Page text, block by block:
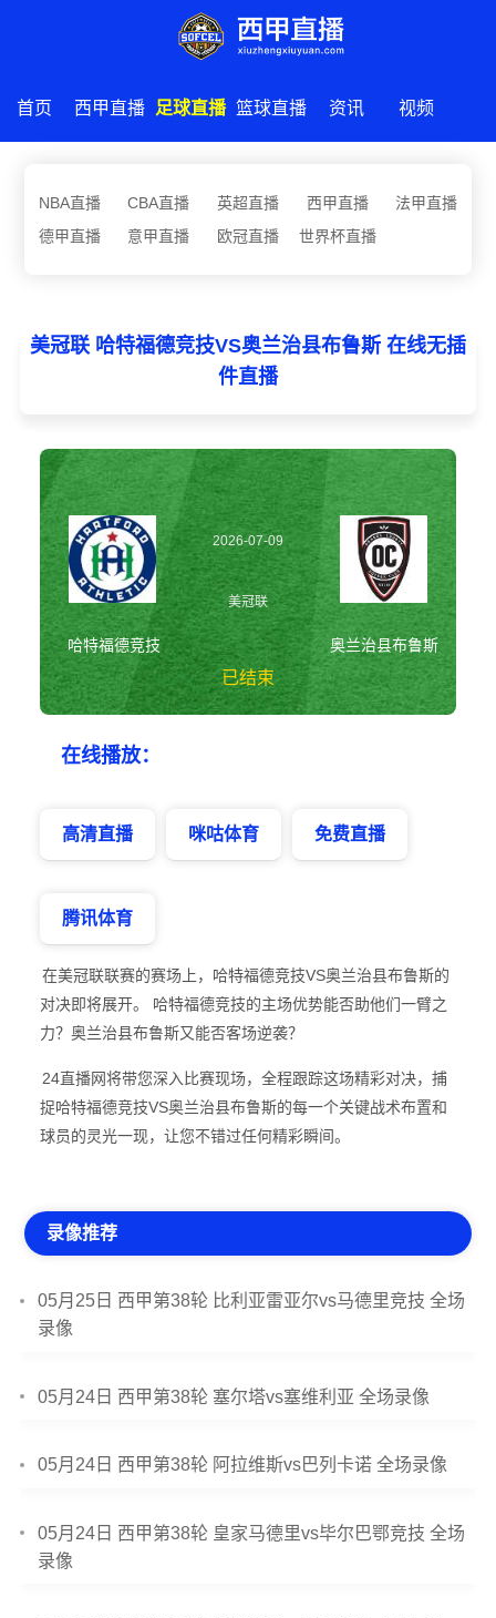
首页 西甲直播 足球直播 篮球直播 资讯 视频
NBA直播 CBA直播 英超直播 西甲直播
法甲直播
德甲直播
意甲直播 欧冠直播 世界杯直播
美冠联 哈特福德竞技VS奥兰治县布鲁斯 在线无插
件直播
哈特福德竞技
2026-07-09
07:00:00
美冠联
已结束
奥兰治县布鲁斯
在线播放：
高清直播 咪咕体育 免费直播
腾讯体育
在美冠联联赛的赛场上，哈特福德竞技VS奥兰治县布鲁斯的
对决即将展开。 哈特福德竞技的主场优势能否助他们一臂之
力？奥兰治县布鲁斯又能否客场逆袭？
24直播网将带您深入比赛现场，全程跟踪这场精彩对决，捕
捉哈特福德竞技VS奥兰治县布鲁斯的每一个关键战术布置和
球员的灵光一现，让您不错过任何精彩瞬间。
录像推荐
05月25日 西甲第38轮 比利亚雷亚尔vs马德里竞技 全场
录像
05月24日 西甲第38轮 塞尔塔vs塞维利亚 全场录像
05月24日 西甲第38轮 阿拉维斯vs巴列卡诺 全场录像
05月24日 西甲第38轮 皇家马德里vs毕尔巴鄂竞技 全场
录像